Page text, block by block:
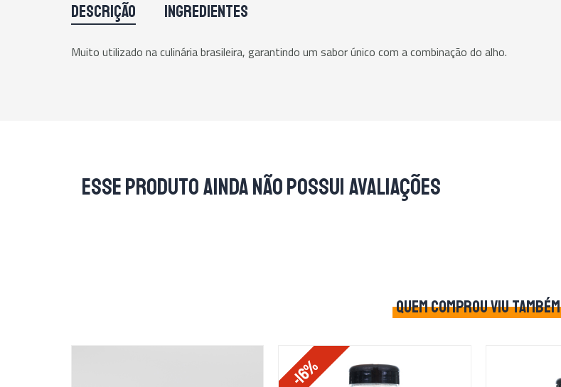
DESCRIÇÃO INGREDIENTES
Muito utilizado na culinária brasileira, garantindo um sabor único com a combinação do alho.
Esse produto ainda não possui avaliações
QUEM COMPROU VIU TAMBÉM
-16%